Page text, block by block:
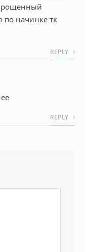
по начинке тк
REPLY
REPLY